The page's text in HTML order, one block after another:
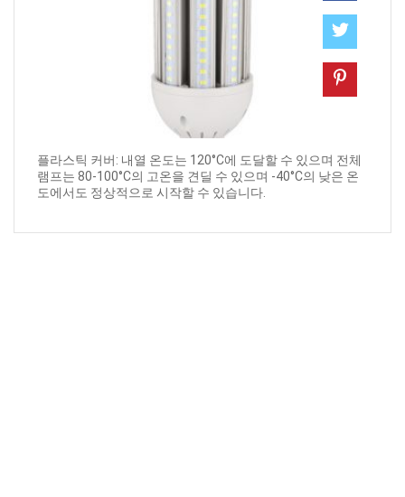
플라스틱 커버: 내열 온도는 120°C에 도달할 수 있으며 전체
램프는 80-100°C의 고온을 견딜 수 있으며 -40°C의 낮은 온
도에서도 정상적으로 시작할 수 있습니다.